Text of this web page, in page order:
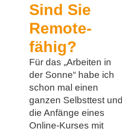
Sind Sie
Remote-
fähig?
Für das „Arbeiten in
der Sonne“ habe ich
schon mal einen
ganzen Selbsttest und
die Anfänge eines
Online-Kurses mit